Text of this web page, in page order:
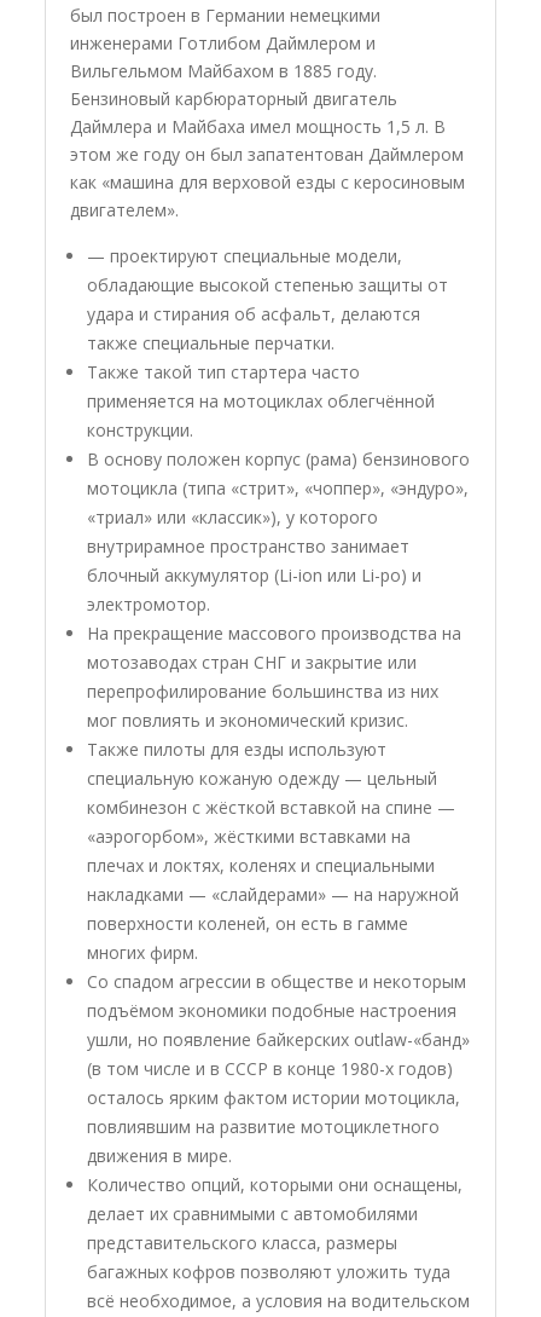
был построен в Германии немецкими
инженерами Готлибом Даймлером и
Вильгельмом Майбахом в 1885 году.
Бензиновый карбюраторный двигатель
Даймлера и Майбаха имел мощность 1,5 л. В
этом же году он был запатентован Даймлером
как «машина для верховой езды с керосиновым
двигателем».
— проектируют специальные модели,
обладающие высокой степенью защиты от
удара и стирания об асфальт, делаются
также специальные перчатки.
Также такой тип стартера часто
применяется на мотоциклах облегчённой
конструкции.
В основу положен корпус (рама) бензинового
мотоцикла (типа «стрит», «чоппер», «эндуро»,
«триал» или «классик»), у которого
внутрирамное пространство занимает
блочный аккумулятор (Li-ion или Li-po) и
электромотор.
На прекращение массового производства на
мотозаводах стран СНГ и закрытие или
перепрофилирование большинства из них
мог повлиять и экономический кризис.
Также пилоты для езды используют
специальную кожаную одежду — цельный
комбинезон с жёсткой вставкой на спине —
«аэрогорбом», жёсткими вставками на
плечах и локтях, коленях и специальными
накладками — «слайдерами» — на наружной
поверхности коленей, он есть в гамме
многих фирм.
Со спадом агрессии в обществе и некоторым
подъёмом экономики подобные настроения
ушли, но появление байкерских outlaw-«банд»
(в том числе и в СССР в конце 1980-х годов)
осталось ярким фактом истории мотоцикла,
повлиявшим на развитие мотоциклетного
движения в мире.
Количество опций, которыми они оснащены,
делает их сравнимыми с автомобилями
представительского класса, размеры
багажных кофров позволяют уложить туда
всё необходимое, а условия на водительском